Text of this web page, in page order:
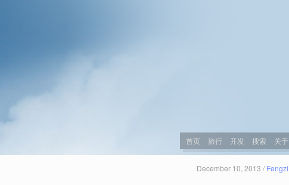
首页 旅行 开发 搜索 关于
December 10, 2013 / Fengzi